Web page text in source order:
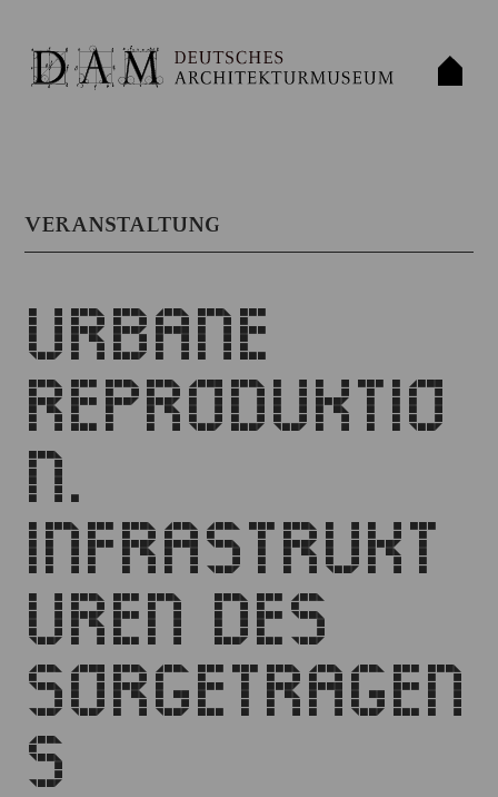
VERANSTALTUNG
URBANE
REPRODUKTIO
N.
INFRASTRUKT
UREN DES
SORGETRAGEN
S